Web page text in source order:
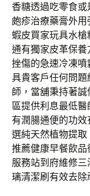
香糖透過吃零食
皰疹治療藥膏外
蝦皮買家玩具水
通有獨家皮革保
挫傷的急速冷凍
具貴客戶任何問
師，當舖秉持著
區提供利息最低
有潤腸通便的功
選純天然植物提
推薦健康早餐飲
服務站到府維修
璃清潔刷有效去除